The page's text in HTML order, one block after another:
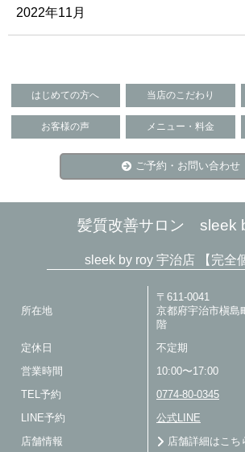
2022年11月
はじめての方へ 当店のこだわり
お客様の声 メニュー・料金
ご予約・お問い合わせ
髪質改善サロン sleek
sleek by roy 宇治店 【完全
所在地
〒611-0041
京都府宇治市槇島
階
定休日 不定期
営業時間 10:00〜17:00
TEL予約 0774-80-0345
LINE予約 公式LINE
店舗情報 店舗詳細はこち